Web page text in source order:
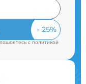
c политикой